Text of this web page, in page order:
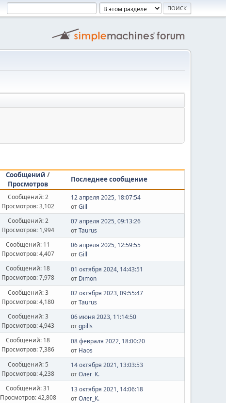
Сообщений /
Просмотров
Последнее сообщение
Сообщений: 2
Просмотров: 3,102
12 апреля 2025, 18:07:54
отGill
Сообщений: 2
Просмотров: 1,994
07 апреля 2025, 09:13:26
отTaurus
Сообщений: 11
Просмотров: 4,407
06 апреля 2025, 12:59:55
отGill
Сообщений: 18
Просмотров: 7,978
01 октября 2024, 14:43:51
от Dimon
Сообщений: 3
Просмотров: 4,180
02 октября 2023, 09:55:47
отTaurus
Сообщений: 3
Просмотров: 4,943
06 июня 2023, 11:14:50
отgpills
Сообщений: 18
Просмотров: 7,386
08 февраля 2022, 18:00:20
от Haos
Сообщений: 5
Просмотров: 4,238
14 октября 2021, 13:03:53
отОлег_К.
Сообщений: 31
Просмотров: 42,808
13 октября 2021, 14:06:18
отОлег_К.